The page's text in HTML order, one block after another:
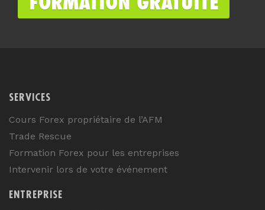
SERVICES
Cours Forex propriétaire de l’AFM
Trade Rescue
Formation Forex pour les entreprises
Intervenir lors de votre événement
ENTREPRISE